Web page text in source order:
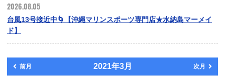
2026.08.05
台風13号接近中🌀【沖縄マリンスポーツ専門店★水納島マーメイ
ド】
前月 2021年3月 次月